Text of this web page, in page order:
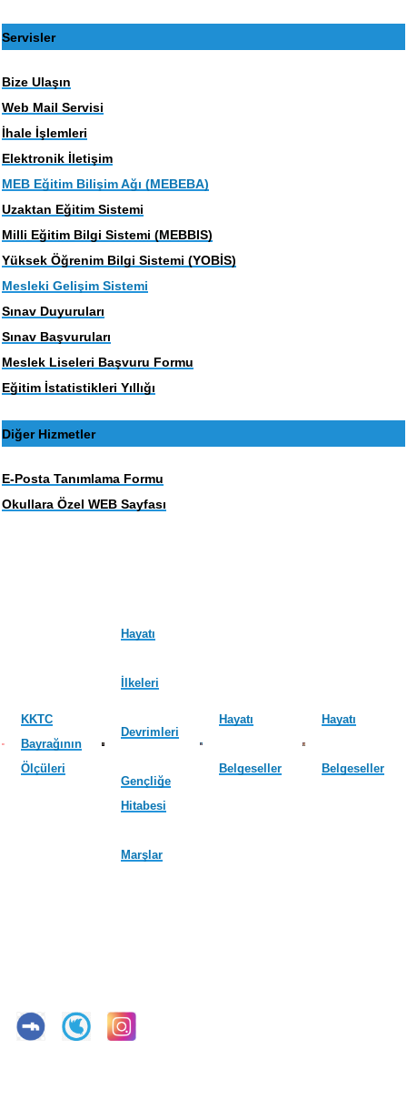
Servisler
Bize Ulaşın
Web Mail Servisi
İhale İşlemleri
Elektronik İletişim
MEB Eğitim Bilişim Ağı (MEBEBA)
Uzaktan Eğitim Sistemi
Milli Eğitim Bilgi Sistemi (MEBBIS)
Yüksek Öğrenim Bilgi Sistemi (YOBİS)
Mesleki Gelişim Sistemi
Sınav Duyuruları
Sınav Başvuruları
Meslek Liseleri Başvuru Formu
Eğitim İstatistikleri Yıllığı
Diğer Hizmetler
E-Posta Tanımlama Formu
Okullara Özel WEB Sayfası
KKTC
Bayrağının
Ölçüleri
Hayatı
İlkeleri
Devrimleri
Gençliğe
Hitabesi
Marşlar
Hayatı
Belgeseller
Hayatı
Belgeseller